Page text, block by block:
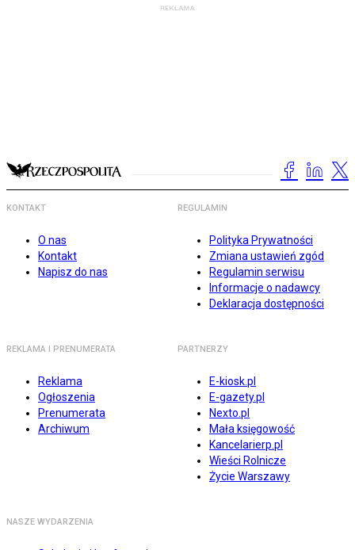
KONTAKT
O nas
Kontakt
Napisz do nas
REGULAMIN
Polityka Prywatności
Zmiana ustawień zgód
Regulamin serwisu
Informacje o nadawcy
Deklaracja dostępności
REKLAMA I PRENUMERATA
Reklama
Ogłoszenia
Prenumerata
Archiwum
PARTNERZY
E-kiosk.pl
E-gazety.pl
Nexto.pl
Mała księgowość
Kancelarierp.pl
Wieści Rolnicze
Życie Warszawy
NASZE WYDARZENIA